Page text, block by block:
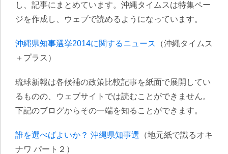
し、記事にまとめています。沖縄タイムスは特集ペー
ジを作成し、ウェブで読めるようになっています。
沖縄県知事選挙2014に関するニュース
（沖縄タイムス
＋プラス）
琉球新報は各候補の政策比較記事を紙面で展開してい
るものの、ウェブサイトでは読むことができません。
下記のブログからその一端を知ることができます。
誰を選べばよいか？ 沖縄県知事選 （地元紙で識るオキ
ナワ パート２）